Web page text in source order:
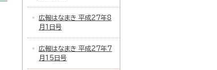
広報はなまき 平成27年8
月1日号
広報はなまき 平成27年7
月15日号